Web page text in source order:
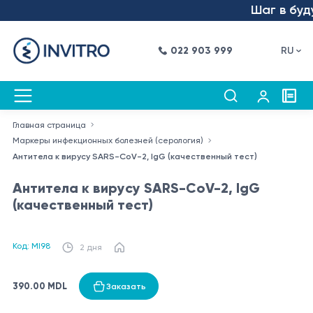
Шаг в
022 903 999 RU
Главная страница
Маркеры инфекционных болезней (серология)
Антитела к вирусу SARS-CoV-2, IgG (качественный тест)
Антитела к вирусу SARS-CoV-2, IgG
(качественный тест)
Код: MI98 2 дня
390.00 MDL Заказать